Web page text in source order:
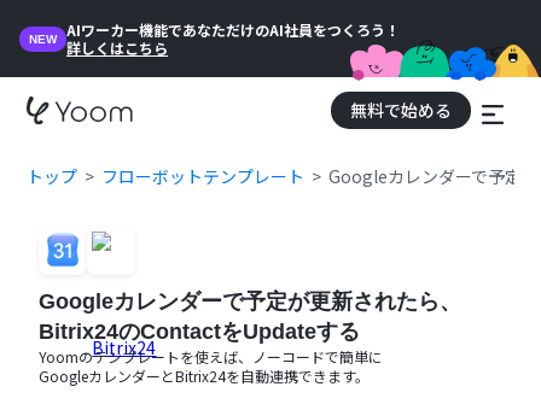
NEW
AIワーカー機能であなただけのAI社員をつくろう！
詳しくはこちら
無料で始める
トップ フローボットテンプレート Googleカレンダーで予定
Googleカレンダーで予定が更新されたら、
Bitrix24のContactをUpdateする
Yoomのテンプレートを使えば、ノーコードで簡単に
GoogleカレンダーとBitrix24を自動連携できます。